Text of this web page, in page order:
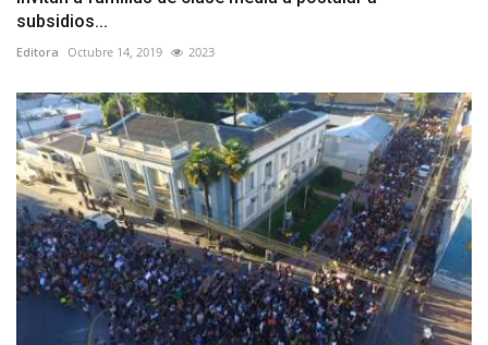
subsidios...
Editora Octubre 14, 2019 2023